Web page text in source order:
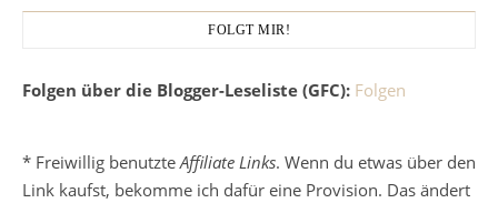
FOLGT MIR!
Folgen über die Blogger-Leseliste (GFC): Folgen
* Freiwillig benutzteAffiliate Links. Wenn du etwas über den
Link kaufst, bekomme ich dafür eine Provision. Das ändert